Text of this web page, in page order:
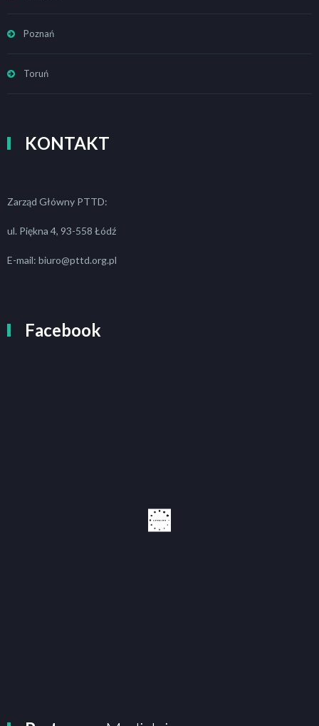
Poznań
Toruń
KONTAKT
Zarząd Główny PTTD:
ul. Piękna 4, 93-558 Łódź
E-mail: biuro@pttd.org.pl
Facebook